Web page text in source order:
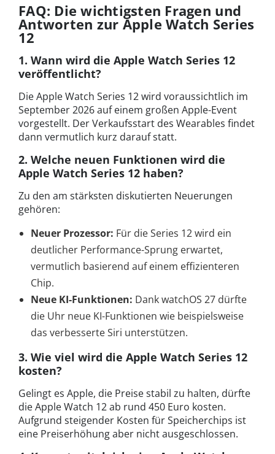
FAQ: Die wichtigsten Fragen und
Antworten zur Apple Watch Series
12
1. Wann wird die Apple Watch Series 12
veröffentlicht?
Die Apple Watch Series 12 wird voraussichtlich im
September 2026 auf einem großen Apple-Event
vorgestellt. Der Verkaufsstart des Wearables findet
dann vermutlich kurz darauf statt.
2. Welche neuen Funktionen wird die
Apple Watch Series 12 haben?
Zu den am stärksten diskutierten Neuerungen
gehören:
Neuer Prozessor: Für die Series 12 wird ein
deutlicher Performance-Sprung erwartet,
vermutlich basierend auf einem effizienteren
Chip.
Neue KI-Funktionen: Dank watchOS 27 dürfte
die Uhr neue KI-Funktionen wie beispielsweise
das verbesserte Siri unterstützen.
3. Wie viel wird die Apple Watch Series 12
kosten?
Gelingt es Apple, die Preise stabil zu halten, dürfte
die Apple Watch 12 ab rund 450 Euro kosten.
Aufgrund steigender Kosten für Speicherchips ist
eine Preiserhöhung aber nicht ausgeschlossen.